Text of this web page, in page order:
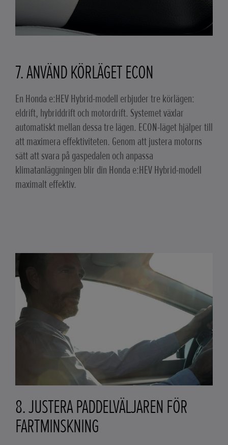
7. ANVÄND KÖRLÄGET ECON
En Honda e:HEV Hybrid-modell erbjuder tre körlägen:
eldrift, hybriddrift och motordrift. Systemet växlar
automatiskt mellan dessa tre lägen. ECON-läget hjälper till
att maximera effektiviteten. Genom att justera motorns
sätt att svara på gaspedalen och anpassa
klimatanläggningen blir din Honda e:HEV Hybrid-modell
maximalt effektiv.
8. JUSTERA PADDELVÄLJAREN FÖR
FARTMINSKNING